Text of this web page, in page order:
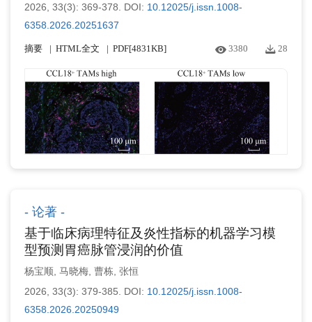
2026, 33(3): 369-378.
DOI: 10.12025/j.issn.1008-
6358.2026.20251637
摘要 HTML全文 PDF[4831KB] 3380 28
论著
基于临床病理特征及炎性指标的机器学习模
型预测胃癌脉管浸润的价值
杨宝顺 马晓梅 曹栋 张恒
2026, 33(3): 379-385.
DOI: 10.12025/j.issn.1008-
6358.2026.20250949